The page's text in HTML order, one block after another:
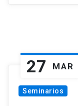
27 MAR
Seminarios